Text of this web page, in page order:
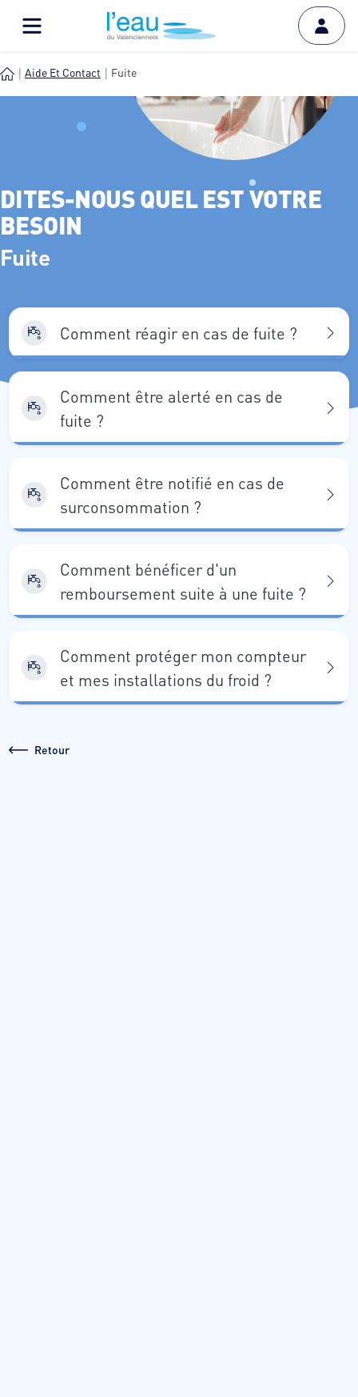
Aide Et Contact Fuite
DITES-NOUS QUEL EST VOTRE
BESOIN
Fuite
Comment réagir en cas de fuite ?
Comment être alerté en cas de
fuite ?
Comment être notifié en cas de
surconsommation ?
Comment bénéficer d'un
remboursement suite à une fuite ?
Comment protéger mon compteur
et mes installations du froid ?
Retour